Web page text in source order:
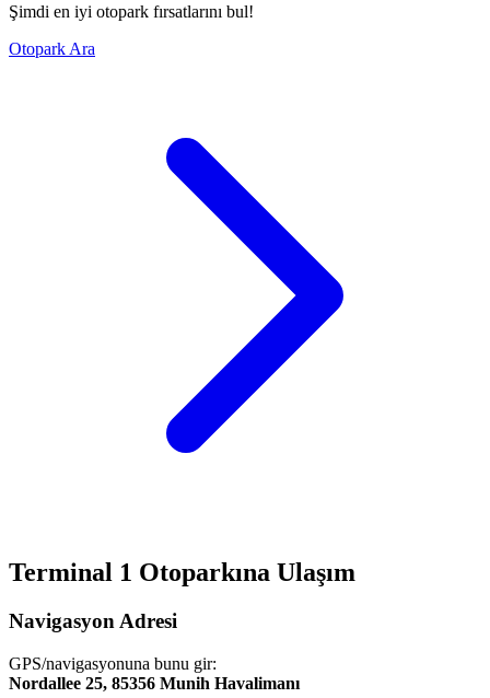
Şimdi en iyi otopark fırsatlarını bul!
Otopark Ara
Terminal 1 Otoparkına Ulaşım
Navigasyon Adresi
GPS/navigasyonuna bunu gir:
Nordallee 25, 85356 Munih Havalimanı